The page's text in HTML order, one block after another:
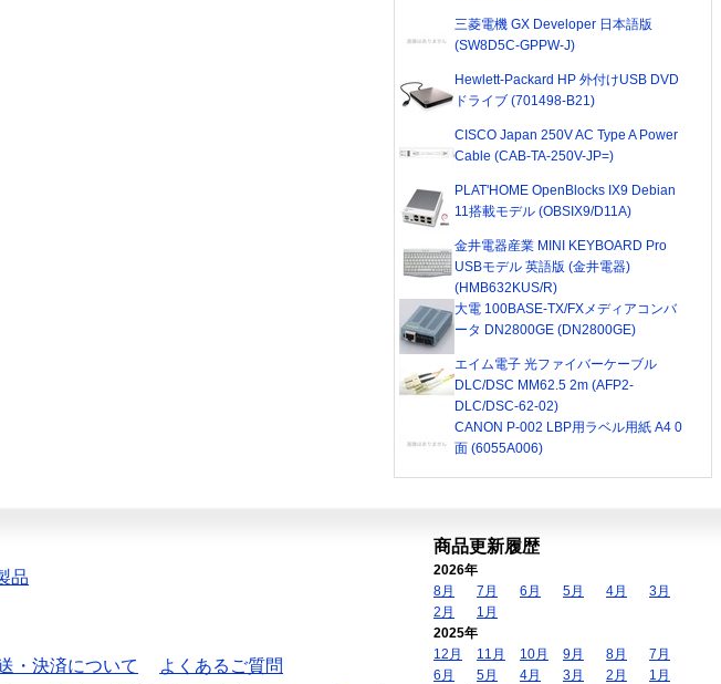
三菱電機 GX Developer 日本語版
(SW8D5C-GPPW-J)
Hewlett-Packard HP 外付けUSB DVD
ドライブ (701498-B21)
CISCO Japan 250V AC Type A Power
Cable (CAB-TA-250V-JP=)
PLAT'HOME OpenBlocks IX9 Debian
11搭載モデル (OBSIX9/D11A)
金井電器産業 MINI KEYBOARD Pro
USBモデル 英語版 (金井電器)
(HMB632KUS/R)
大電 100BASE-TX/FXメディアコンバ
ータ DN2800GE (DN2800GE)
エイム電子 光ファイバーケーブル
DLC/DSC MM62.5 2m (AFP2-
DLC/DSC-62-02)
CANON P-002 LBP用ラベル用紙 A4 0
面 (6055A006)
品
・決済について
よくあるご質問
商品更新履歴
2026年
8月
7月 6月 5月 4月
3月
2月
1月
2025年
12月
11月 10月 9月 8月
7月
6月
5月 4月 3月 2月
1月